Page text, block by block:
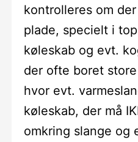
kontrolleres om
plade, specielt i
køleskab og evt.
der ofte boret
hvor evt.
køleskab, der må
omkring slange og